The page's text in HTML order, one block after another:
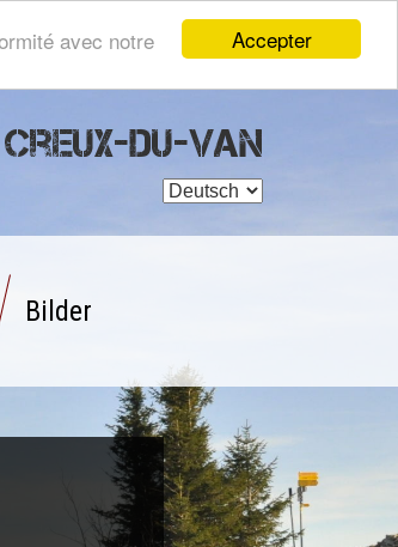
Accepter
avec notre
Creux-du-Van
Bilder